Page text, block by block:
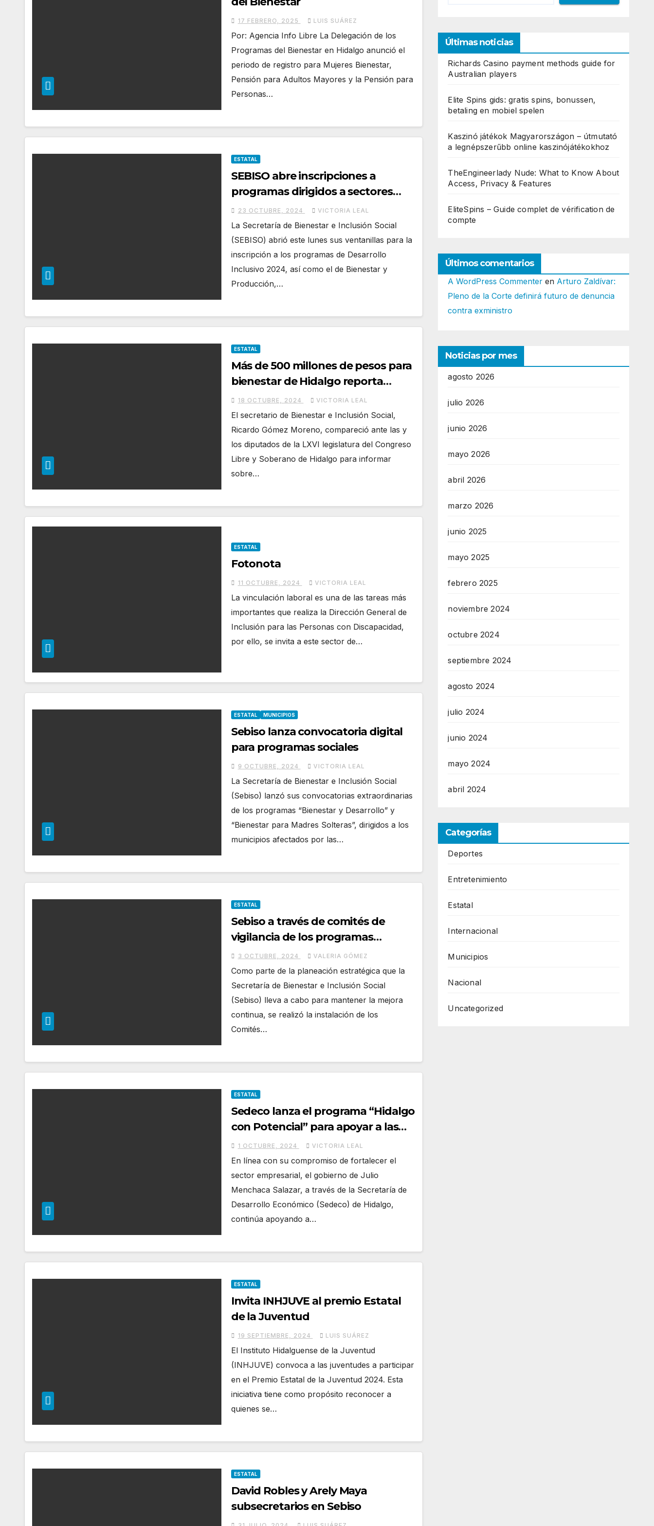
17 FEBRERO, 2025 LUIS SUÁREZ
Por: Agencia Info Libre La Delegación de los
Programas del Bienestar en Hidalgo anunció el
periodo de registro para Mujeres Bienestar,
Pensión para Adultos Mayores y la Pensión para
Personas…
ESTATAL
SEBISO abre inscripciones a
programas dirigidos a sectores
prioritarios
23 OCTUBRE, 2024 VICTORIA LEAL
La Secretaría de Bienestar e Inclusión Social
(SEBISO) abrió este lunes sus ventanillas para la
inscripción a los programas de Desarrollo
Inclusivo 2024, así como el de Bienestar y
Producción,…
ESTATAL
Más de 500 millones de pesos para
bienestar de Hidalgo reporta
Sebiso
18 OCTUBRE, 2024 VICTORIA LEAL
El secretario de Bienestar e Inclusión Social,
Ricardo Gómez Moreno, compareció ante las y
los diputados de la LXVI legislatura del Congreso
Libre y Soberano de Hidalgo para informar
sobre…
ESTATAL
Fotonota
11 OCTUBRE, 2024 VICTORIA LEAL
La vinculación laboral es una de las tareas más
importantes que realiza la Dirección General de
Inclusión para las Personas con Discapacidad,
por ello, se invita a este sector de…
ESTATAL MUNICIPIOS
Sebiso lanza convocatoria digital
para programas sociales
9 OCTUBRE, 2024 VICTORIA LEAL
La Secretaría de Bienestar e Inclusión Social
(Sebiso) lanzó sus convocatorias extraordinarias
de los programas “Bienestar y Desarrollo” y
“Bienestar para Madres Solteras”, dirigidos a los
municipios afectados por las…
ESTATAL
Sebiso a través de comités de
vigilancia de los programas
sociales
3 OCTUBRE, 2024 VALERIA GÓMEZ
Como parte de la planeación estratégica que la
Secretaría de Bienestar e Inclusión Social
(Sebiso) lleva a cabo para mantener la mejora
continua, se realizó la instalación de los
Comités…
ESTATAL
Sedeco lanza el programa “Hidalgo
con Potencial” para apoyar a las
mipymes
1 OCTUBRE, 2024 VICTORIA LEAL
En línea con su compromiso de fortalecer el
sector empresarial, el gobierno de Julio
Menchaca Salazar, a través de la Secretaría de
Desarrollo Económico (Sedeco) de Hidalgo,
continúa apoyando a…
ESTATAL
Invita INHJUVE al premio Estatal
de la Juventud
19 SEPTIEMBRE, 2024 LUIS SUÁREZ
El Instituto Hidalguense de la Juventud
(INHJUVE) convoca a las juventudes a participar
en el Premio Estatal de la Juventud 2024. Esta
iniciativa tiene como propósito reconocer a
quienes se…
ESTATAL
David Robles y Arely Maya
subsecretarios en Sebiso
Últimas noticias
Richards Casino payment methods guide for
Australian players
Elite Spins gids: gratis spins, bonussen,
betaling en mobiel spelen
Kaszinó játékok Magyarországon – útmutató
a legnépszerűbb online kaszinójátékokhoz
TheEngineerlady Nude: What to Know About
Access, Privacy & Features
EliteSpins – Guide complet de vérification de
compte
Últimos comentarios
A WordPress Commenter en Arturo Zaldívar:
Pleno de la Corte definirá futuro de denuncia
contra exministro
Noticias por mes
agosto 2026
julio 2026
junio 2026
mayo 2026
abril 2026
marzo 2026
junio 2025
mayo 2025
febrero 2025
noviembre 2024
octubre 2024
septiembre 2024
agosto 2024
julio 2024
junio 2024
mayo 2024
abril 2024
Categorías
Deportes
Entretenimiento
Estatal
Internacional
Municipios
Nacional
Uncategorized